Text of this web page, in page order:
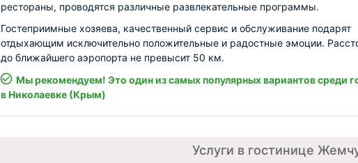
рестораны, проводятся различные развлекательные программы.
Гостеприимные хозяева, качественный сервис и обслуживание подарят
отдыхающим исключительно положительные и радостные эмоции.
до ближайшего аэропорта не превысит 50 км.
Мы рекомендуем! Это один из самых популярных вариантов среди
в Николаевке (Крым)
Услуги в гостинице